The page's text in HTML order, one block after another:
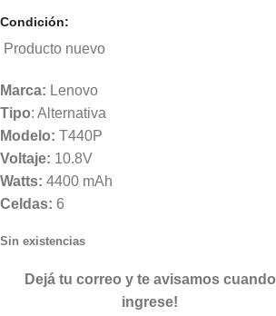
Condición:
Producto nuevo
Marca: Lenovo
Tipo: Alternativa
Modelo: T440P
Voltaje: 10.8V
Watts: 4400 mAh
Celdas: 6
Sin existencias
Dejá tu correo y te avisamos cuando
ingrese!